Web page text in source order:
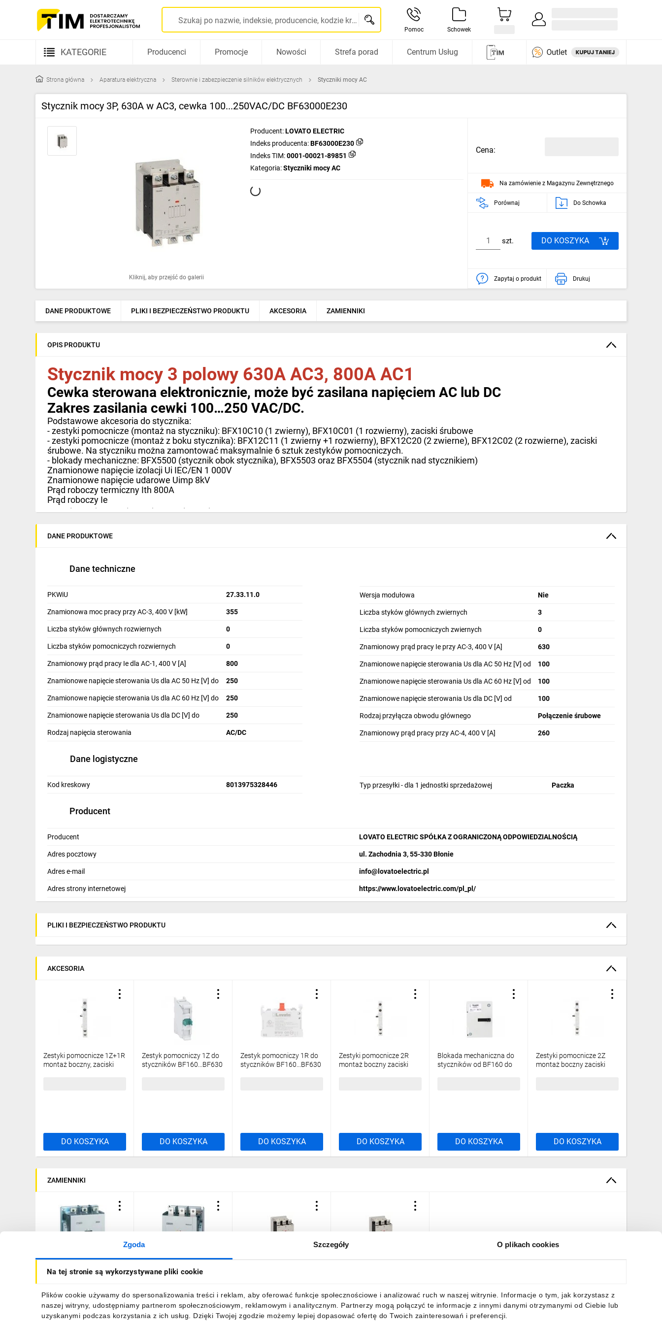
Zgoda Szczegóły O plikach cookies
Na tej stronie są wykorzystywane pliki cookie
Plików cookie używamy do spersonalizowania treści i reklam, aby oferować funkcje społecznościowe i analizować ruch w naszej witrynie. Informacje o tym, jak korzystasz z
naszej witryny, udostępniamy partnerom społecznościowym, reklamowym i analitycznym. Partnerzy mogą połączyć te informacje z innymi danymi otrzymanymi od Ciebie lub
uzyskanymi podczas korzystania z ich usług. Dzięki Twojej zgodzie możemy lepiej dopasować ofertę do Twoich zainteresowań i preferencji.
Szukaj po nazwie, indeksie, producencie, kodzie kreskowym...
Pomoc Schowek
KATEGORIE
Kable i przewody
Rozdzielnice i obudowy
Elementy prowadzenia kabli
Ogrzewanie
Elektronarzędzia i mierniki
Napędy elektryczne
Pneumatyka
Dom i ogród
Klimatyzacja
IT, GSM
Odzież ochronna i BHP
Inne
Budowa i Remont
Elektromobilność
Producenci Promocje Nowości Strefa porad Centrum Usług
Strona główna Aparatura elektryczna Sterownie i zabezpieczenie silników elektrycznych Styczniki mocy AC
Stycznik mocy 3P, 630A w AC3, cewka 100...250VAC/DC BF63000E230
Kliknij, aby przejść do galerii
Producent:LOVATO ELECTRIC
Indeks producenta:BF63000E230
Indeks TIM:0001-00021-89851
Kategoria:Styczniki mocy AC
Cena:
Na zamówienie z Magazynu Zewnętrznego
Porównaj Do Schowka
szt. DO KOSZYKA
Zapytaj o produkt Drukuj
DANE PRODUKTOWE PLIKI I BEZPIECZEŃSTWO PRODUKTU AKCESORIA ZAMIENNIKI
OPIS PRODUKTU
Stycznik mocy 3 polowy 630A AC3, 800A AC1
Cewka sterowana elektronicznie, może być zasilana napięciem AC lub DC
Zakres zasilania cewki 100…250 VAC/DC.
Podstawowe akcesoria do stycznika:
- zestyki pomocnicze (montaż na styczniku): BFX10C10 (1 zwierny), BFX10C01 (1 rozwierny), zaciski śrubowe
- zestyki pomocnicze (montaż z boku stycznika): BFX12C11 (1 zwierny +1 rozwierny), BFX12C20 (2 zwierne), BFX12C02 (2 rozwierne), zaciski
śrubowe. Na styczniku można zamontować maksymalnie 6 sztuk zestyków pomocniczych.
- blokady mechaniczne: BFX5500 (stycznik obok stycznika), BFX5503 oraz BFX5504 (stycznik nad stycznikiem)
Znamionowe napięcie izolacji Ui IEC/EN 1 000V
Znamionowe napięcie udarowe Uimp 8kV
Prąd roboczy termiczny Ith 800A
Prąd roboczy Ie
AC-1 (≤40°C) 800A, (≤55°C) 660A, (≤70°C) 570A
AC-4 (400V) 260A
200 kW przy 230VAC
355 kW przy 415VAC
400 kW przy 500VAC
500 kW przy 690VAC
250 kW przy 1 000VAC
552 A przy 500VAC
493 A przy 690VAC
250 A przy 1 000VAC
303 kW przy 230VAC
579 kW przy 500VAC
Krótkotrwałe dopuszczalne natężenie prądu przez 10s (IEC/PN-EN 60947-1) 5 040A
Temperatura składowania min. -50°C maks. +80°C
Poziom zapewnienia bezpieczeństwa B10d zgodny z PN-EN ISO 13489-1
- obciążenie znamionowe 600 000 cykli
- obciążenie mechaniczne 5 000 000 łączeń
* Pozostałe parametry w karcie katalogowej, do pobrania poniżej.
DANE PRODUKTOWE
Dane techniczne
PKWiU 27.33.11.0
Znamionowa moc pracy przy AC-3, 400 V [kW] 355
Liczba styków głównych rozwiernych 0
Liczba styków pomocniczych rozwiernych 0
Znamionowy prąd pracy Ie dla AC-1, 400 V [A] 800
Znamionowe napięcie sterowania Us dla AC 50 Hz [V] do 250
Znamionowe napięcie sterowania Us dla AC 60 Hz [V] do 250
Znamionowe napięcie sterowania Us dla DC [V] do 250
Rodzaj napięcia sterowania AC/DC
Wersja modułowa Nie
Liczba styków głównych zwiernych 3
Liczba styków pomocniczych zwiernych 0
Znamionowy prąd pracy Ie przy AC-3, 400 V [A] 630
Znamionowe napięcie sterowania Us dla AC 50 Hz [V] od 100
Znamionowe napięcie sterowania Us dla AC 60 Hz [V] od 100
Znamionowe napięcie sterowania Us dla DC [V] od 100
Rodzaj przyłącza obwodu głównego Połączenie śrubowe
Znamionowy prąd pracy przy AC-4, 400 V [A] 260
Dane logistyczne
Kod kreskowy 8013975328446 Typ przesyłki - dla 1 jednostki sprzedażowej Paczka
Producent
Producent LOVATO ELECTRIC SPÓŁKA Z OGRANICZONĄ ODPOWIEDZIALNOŚCIĄ
Adres pocztowy ul. Zachodnia 3, 55-330 Błonie
Adres e-mail info@lovatoelectric.pl
Adres strony internetowej https://www.lovatoelectric.com/pl_pl/
PLIKI I BEZPIECZEŃSTWO PRODUKTU
AKCESORIA
Zestyki pomocnicze 1Z+1R
montaż boczny, zaciski
DO KOSZYKA
Zestyk pomocniczy 1Z do
styczników BF160...BF630
DO KOSZYKA
Zestyk pomocniczy 1R do
styczników BF160...BF630
DO KOSZYKA
Zestyki pomocnicze 2R
montaż boczny zaciski
DO KOSZYKA
Blokada mechaniczna do
styczników od BF160 do
DO KOSZYKA
Zestyki pomocnicze 2Z
montaż boczny zaciski
DO KOSZYKA
ZAMIENNIKI
Stycznik mocy 630A 3P
200-240V AC/DC 2Z 2R
17 713,93 zł brutto
Stycznik LS Electric, 630A
w AC-3, moc 330kW,
pomocnicze 2a2b
1373000200 MC-630A
230AC/DC 2A2B
4880,94 zł brutto 9913,80 złbrutto 9913,80 zł brutto